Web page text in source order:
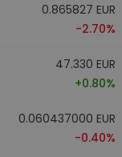
0.865827 EUR
-2.70%
47.330 EUR
+0.80%
0.060437000 EUR
-0.40%